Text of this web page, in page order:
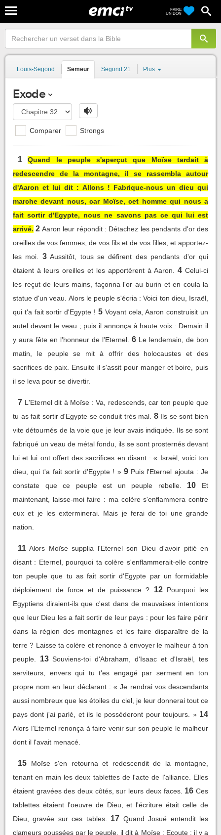
FAIRE
UN DON
Louis-Segond Semeur Segond 21 Plus
Exode
Comparer Strongs
1
Quand le peuple s'aperçut que Moïse tardait à
redescendre de la montagne, il se rassembla autour
d'Aaron et lui dit : Allons ! Fabrique-nous un dieu qui
marche devant nous, car Moïse, cet homme qui nous a
fait sortir d'Egypte, nous ne savons pas ce qui lui est
arrivé. 2 Aaron leur répondit : Détachez les pendants d'or des
oreilles de vos femmes, de vos fils et de vos filles, et apportez-
les moi.
3 Aussitôt, tous se défirent des pendants d'or qui
étaient à leurs oreilles et les apportèrent à Aaron.
4 Celui-ci
les reçut de leurs mains, façonna l'or au burin et en coula la
statue d'un veau. Alors le peuple s'écria : Voici ton dieu, Israël,
qui t'a fait sortir d'Egypte ! 5 Voyant cela, Aaron construisit un
autel devant le veau ; puis il annonça à haute voix : Demain il
y aura fête en l'honneur de l'Eternel. 6 Le lendemain, de bon
matin, le peuple se mit à offrir des holocaustes et des
sacrifices de paix. Ensuite il s'assit pour manger et boire, puis
il se leva pour se divertir.
7 L'Eternel dit à Moïse : Va, redescends, car ton peuple que
tu as fait sortir d'Egypte se conduit très mal. 8 Ils se sont bien
vite détournés de la voie que je leur avais indiquée. Ils se sont
fabriqué un veau de métal fondu, ils se sont prosternés devant
lui et lui ont offert des sacrifices en disant : « Israël, voici ton
dieu, qui t'a fait sortir d'Egypte ! » 9 Puis l'Eternel ajouta : Je
constate que ce peuple est un peuple rebelle.
10
Et
maintenant, laisse-moi faire : ma colère s'enflammera contre
eux et je les exterminerai. Mais je ferai de toi une grande
nation.
11 Alors Moïse supplia l'Eternel son Dieu d'avoir pitié en
disant : Eternel, pourquoi ta colère s'enflammerait-elle contre
ton peuple que tu as fait sortir d'Egypte par un formidable
déploiement de force et de puissance ?
12 Pourquoi les
Egyptiens diraient-ils que c'est dans de mauvaises intentions
que leur Dieu les a fait sortir de leur pays : pour les faire périr
dans la région des montagnes et les faire disparaître de la
terre ? Laisse ta colère et renonce à envoyer le malheur à ton
peuple.
13 Souviens-toi d'Abraham, d'Isaac et d'Israël, tes
serviteurs, envers qui tu t'es engagé par serment en ton
propre nom en leur déclarant : « Je rendrai vos descendants
aussi nombreux que les étoiles du ciel, je leur donnerai tout ce
pays dont j'ai parlé, et ils le posséderont pour toujours. » 14
Alors l'Eternel renonça à faire venir sur son peuple le malheur
dont il l'avait menacé.
15
Moïse s'en retourna et redescendit de la montagne,
tenant en main les deux tablettes de l'acte de l'alliance. Elles
étaient gravées des deux côtés, sur leurs deux faces. 16 Ces
tablettes étaient l'oeuvre de Dieu, et l'écriture était celle de
Dieu, gravée sur ces tables.
17 Quand Josué entendit les
clameurs poussées par le peuple, il dit à Moïse : Ecoute : il y a